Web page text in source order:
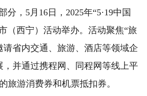
分，5月16日，2025年“5·19中国
（西宁）活动举办。活动聚焦“旅
请省内交通、旅游、酒店等领域企
，并通过携程网、同程网等线上平
旅游消费券和机票抵扣券。